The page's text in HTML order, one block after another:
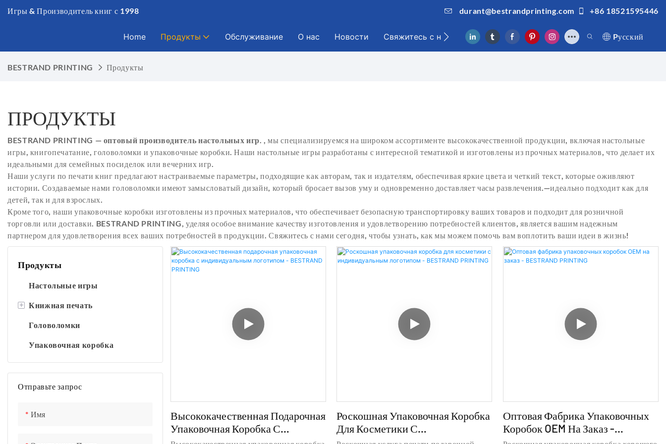
Игры & Производитель книг с 1998 durant@bestrandprinting.com +86 18521595446
Home Продукты Обслуживание О нас Новости Свяжитесь с нами Pусский
BESTRAND PRINTING Продукты
ПРОДУКТЫ
BESTRAND PRINTING — оптовый производитель настольных игр., мы специализируемся на широком ассортименте высококачественной продукции, включая настольные
игры, книгопечатание, головоломки и упаковочные коробки. Наши настольные игры разработаны с интересной тематикой и изготовлены из прочных материалов, что делает их
идеальными для семейных посиделок или вечерних игр.
Наши услуги по печати книг предлагают настраиваемые параметры, подходящие как авторам, так и издателям, обеспечивая яркие цвета и четкий текст, которые оживляют
истории. Создаваемые нами головоломки имеют замысловатый дизайн, который бросает вызов уму и одновременно доставляет часы развлечения.—идеально подходит как для
детей, так и для взрослых.
Кроме того, наши упаковочные коробки изготовлены из прочных материалов, что обеспечивает безопасную транспортировку ваших товаров и подходит для розничной
торговли или доставки. BESTRAND PRINTING, уделяя особое внимание качеству изготовления и удовлетворению потребностей клиентов, является вашим надежным
партнером для удовлетворения всех ваших потребностей в продукции. Свяжитесь с нами сегодня, чтобы узнать, как мы можем помочь вам воплотить ваши идеи в жизнь!
Продукты
Настольные игры
+ Книжная печать
Печать детских книг
Печать книг в твердом
Головоломки
Упаковочная коробка
Отправьте запрос
Имя
Высококачественная Подарочная
Упаковочная Коробка С
Индивидуальным Логотипом -
Роскошная Упаковочная Коробка
Для Косметики С
Индивидуальным Логотипом -
Оптовая Фабрика Упаковочных
Коробок OEM На Заказ -
BESTRAND PRINTING